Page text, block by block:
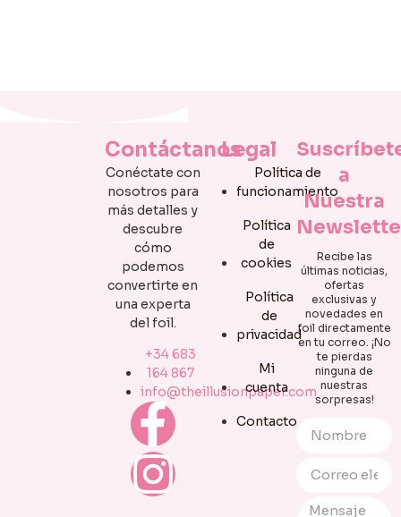
Contáctanos
Conéctate con
nosotros para
más detalles y
descubre
cómo
podemos
convertirte en
una experta
del foil.
+34 683
164 867
info@theillusionpaper.com
Legal
Política de
funcionamiento
Política
de
cookies
Política
de
privacidad
Mi
cuenta
Contacto
a
Nuestra
Recibe las
últimas noticias,
ofertas
exclusivas y
novedades en
foil directamente
en tu correo. ¡No
te pierdas
ninguna de
nuestras
sorpresas!